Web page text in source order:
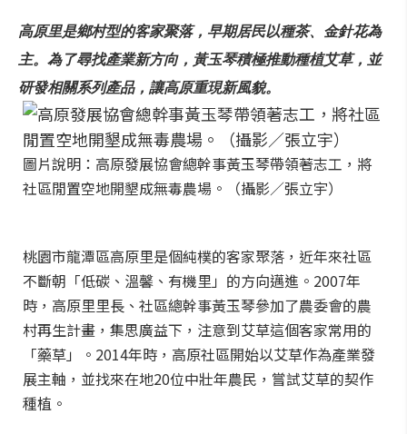
高原里是鄉村型的客家聚落，早期居民以種茶、金針花為
主。為了尋找產業新方向，黃玉琴積極推動種植艾草，並
研發相關系列產品，讓高原重現新風貌。
圖片說明：高原發展協會總幹事黃玉琴帶領著志工，將
社區閒置空地開墾成無毒農場。（攝影／張立宇）
桃園市龍潭區高原里是個純樸的客家聚落，近年來社區
不斷朝「低碳、溫馨、有機里」的方向邁進。2007年
時，高原里里長、社區總幹事黃玉琴參加了農委會的農
村再生計畫，集思廣益下，注意到艾草這個客家常用的
「藥草」。2014年時，高原社區開始以艾草作為產業發
展主軸，並找來在地20位中壯年農民，嘗試艾草的契作
種植。